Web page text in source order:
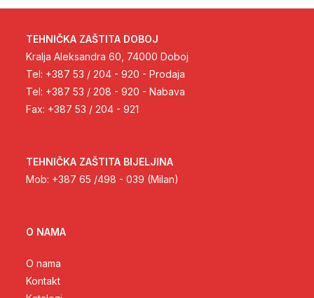
TEHNIČKA ZAŠTITA DOBOJ
Kralja Aleksandra 60, 74000 Doboj
Tel: +387 53 / 204 - 920 - Prodaja
Tel: +387 53 / 208 - 920 - Nabava
Fax: +387 53 / 204 - 921
TEHNIČKA ZAŠTITA BIJELJINA
Mob: +387 65 /498 - 039 (Milan)
O NAMA
O nama
Kontakt